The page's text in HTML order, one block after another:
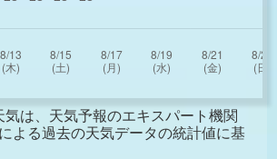
は、天気予報のエキスパート機関
よる過去の天気データの統計値に基